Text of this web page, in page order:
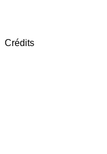
Crédits